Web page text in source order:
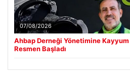
07/08/2026
Ahbap Derneği Yönetimine
Resmen Başladı